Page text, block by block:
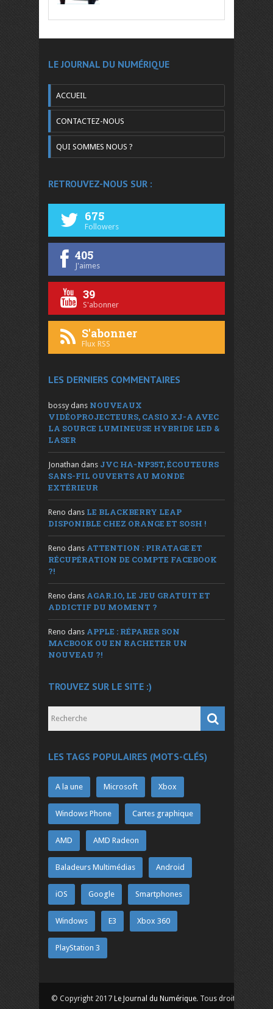
LE JOURNAL DU NUMÉRIQUE
ACCUEIL
CONTACTEZ-NOUS
QUI SOMMES NOUS ?
RETROUVEZ-NOUS SUR :
675
Followers
405
J'aimes
39
S'abonner
S'abonner
Flux RSS
LES DERNIERS COMMENTAIRES
bossy dans NOUVEAUX
VIDÉOPROJECTEURS, CASIO XJ-A AVEC
LA SOURCE LUMINEUSE HYBRIDE LED &
LASER
Jonathan dans JVC HA-NP35T, ÉCOUTEURS
SANS-FIL OUVERTS AU MONDE
EXTÉRIEUR
Reno dans LE BLACKBERRY LEAP
DISPONIBLE CHEZ ORANGE ET SOSH !
Reno dans ATTENTION : PIRATAGE ET
RÉCUPÉRATION DE COMPTE FACEBOOK
?!
Reno dans AGAR.IO, LE JEU GRATUIT ET
ADDICTIF DU MOMENT ?
Reno dans APPLE : RÉPARER SON
MACBOOK OU EN RACHETER UN
NOUVEAU ?!
TROUVEZ SUR LE SITE :)
LES TAGS POPULAIRES (MOTS-CLÉS)
A la une Microsoft Xbox
Windows Phone Cartes graphique
AMD AMD Radeon
Baladeurs Multimédias Android
iOS Google Smartphones
Windows E3 Xbox 360
PlayStation 3
© Copyright 2017 Le Journal du Numérique. Tous droits réservés.